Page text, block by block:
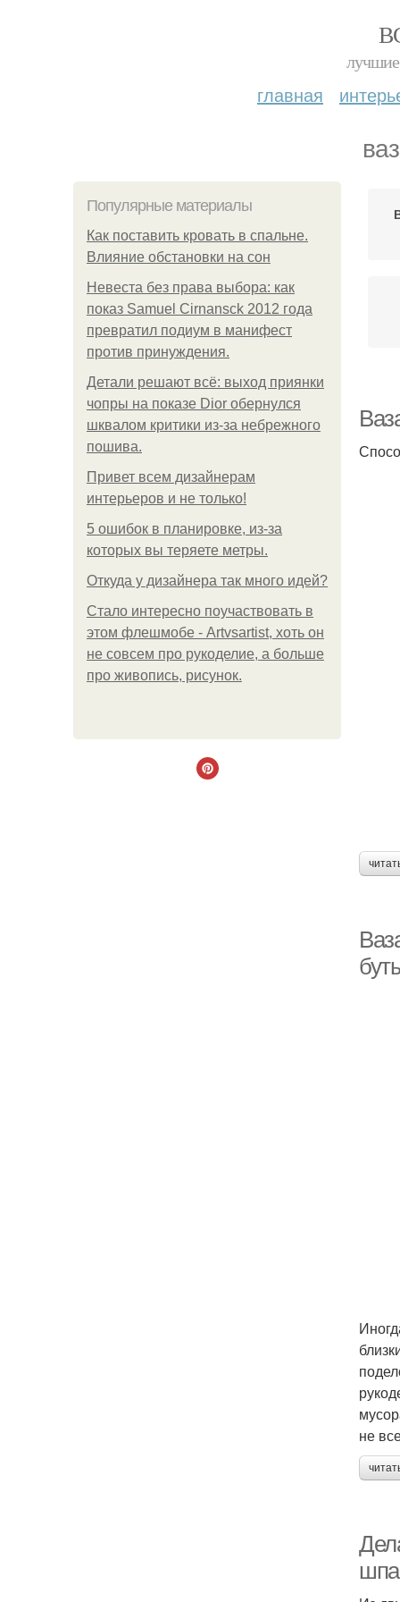
лучшие
главная
Популярные материалы
Как поставить кровать в спальне.
Влияние обстановки на сон
Невеста без права выбора: как
показ Samuel Cirnansck 2012 года
превратил подиум в манифест
против принуждения.
Детали решают всё: выход приянки
чопры на показе Dior обернулся
шквалом критики из-за небрежного
пошива.
Привет всем дизайнерам
интерьеров и не только!
5 ошибок в планировке, из-за
которых вы теряете метры.
Откуда у дизайнера так много идей?
Стало интересно поучаствовать в
этом флешмобе - Artvsartist, хоть он
не совсем про рукоделие, а больше
про живопись, рисунок.
не